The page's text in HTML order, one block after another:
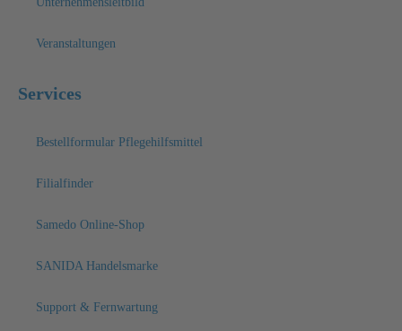
Veranstaltungen
Services
Bestellformular Pflegehilfsmittel
Filialfinder
Samedo Online-Shop
SANIDA Handelsmarke
Support & Fernwartung